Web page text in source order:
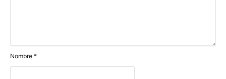
Nombre *